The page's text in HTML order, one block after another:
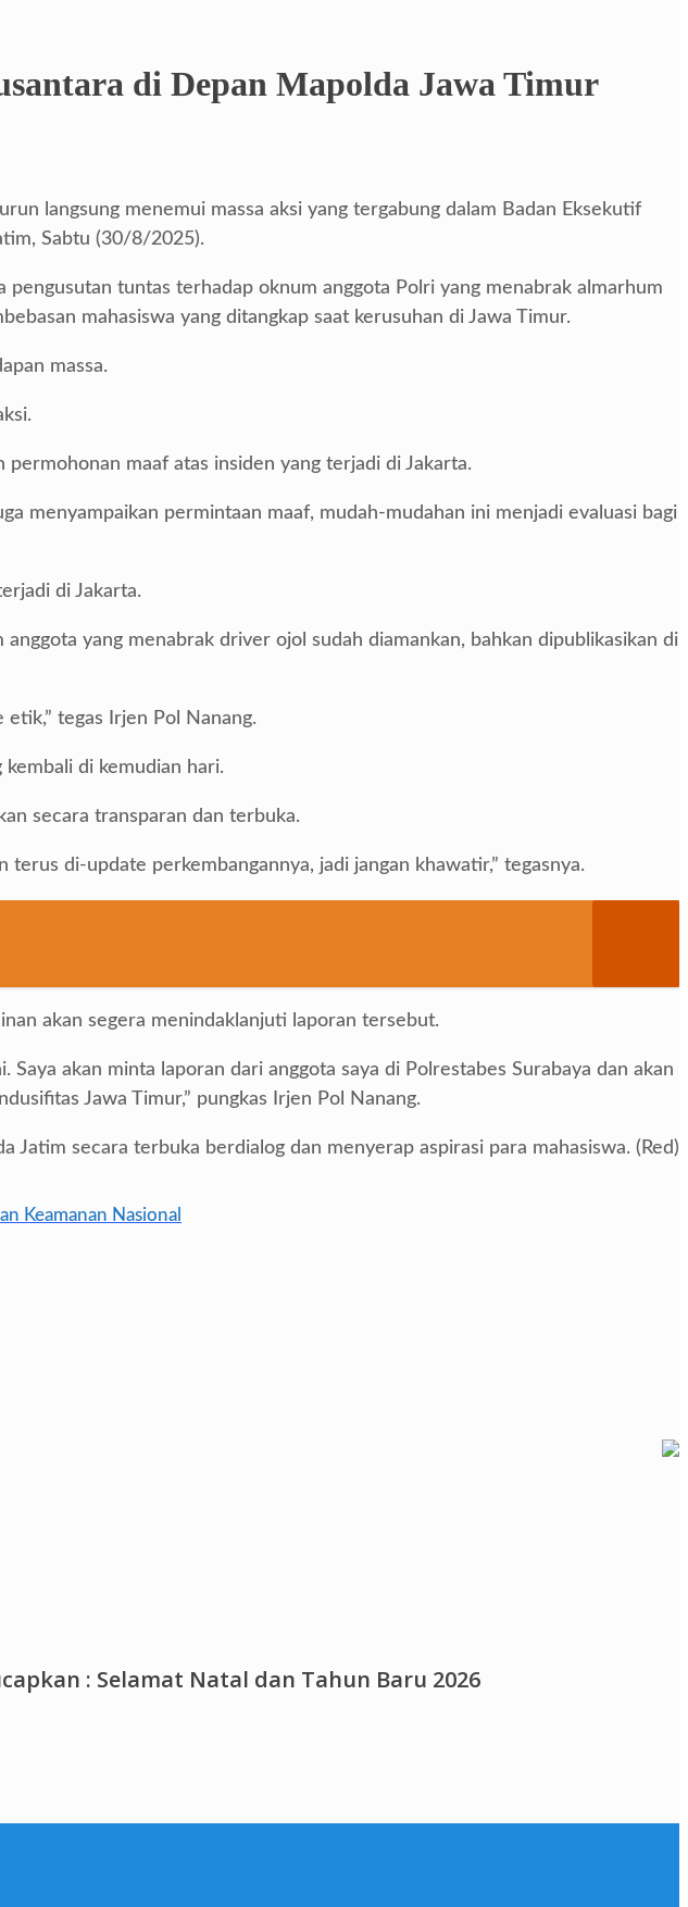
di Depan Mapolda Jawa Timur
langsung menemui massa aksi yang tergabung dalam Badan Eksekutif
Sabtu (30/8/2025).
tuntas terhadap oknum anggota Polri yang menabrak almarhum
mahasiswa yang ditangkap saat kerusuhan di Jawa Timur.
massa.
maaf atas insiden yang terjadi di Jakarta.
menyampaikan permintaan maaf, mudah-mudahan ini menjadi evaluasi bagi
di Jakarta.
yang menabrak driver ojol sudah diamankan, bahkan dipublikasikan di
tegas Irjen Pol Nanang.
di kemudian hari.
secara transparan dan terbuka.
di-update perkembangannya, jadi jangan khawatir,” tegasnya.
akan segera menindaklanjuti laporan tersebut.
akan minta laporan dari anggota saya di Polrestabes Surabaya dan akan
Jawa Timur,” pungkas Irjen Pol Nanang.
secara terbuka berdialog dan menyerap aspirasi para mahasiswa. (Red)
Keamanan Nasional
: Selamat Natal dan Tahun Baru 2026